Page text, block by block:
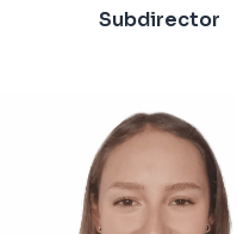
Subdirector